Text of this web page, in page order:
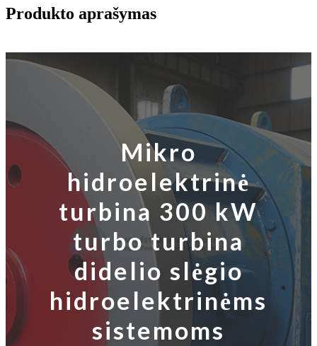
Produkto aprašymas
Mikro
hidroelektrinė
turbina 300 kW
turbo turbina
didelio slėgio
hidroelektrinėms
sistemoms